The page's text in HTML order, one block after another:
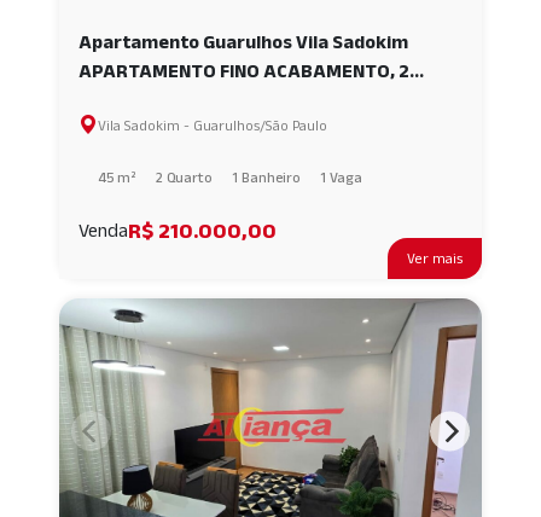
Ver mais
Apartamento Guarulhos Vila Sadokim
APARTAMENTO FINO ACABAMENTO, 2
BANHEIRO, LAVANDERIA, BONSUCESSO
Vila Sadokim - Guarulhos/São Paulo
45 m² 2 Quarto 1 Banheiro 1 Vaga
VendaR$ 210.000,00